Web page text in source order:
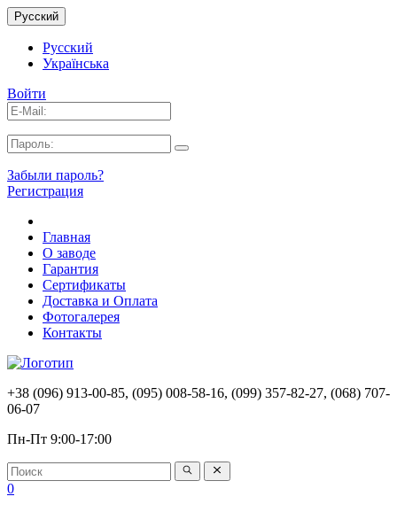
Русский
Русский
Українська
Войти
Забыли пароль?
Регистрация
Главная
О заводе
Гарантия
Сертификаты
Доставка и Оплата
Фотогалерея
Контакты
+38 (096) 913-00-85, (095) 008-58-16, (099) 357-82-27, (068) 707-
06-07
Пн-Пт 9:00-17:00
0